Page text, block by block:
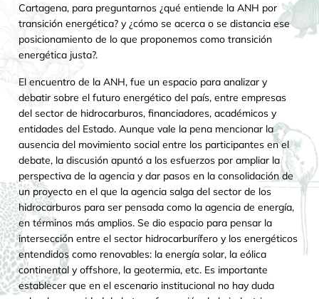
Cartagena, para preguntarnos ¿qué entiende la ANH por
transición energética? y ¿cómo se acerca o se distancia ese
posicionamiento de lo que proponemos como transición
energética justa?.
El encuentro de la ANH, fue un espacio para analizar y
debatir sobre el futuro energético del país, entre empresas
del sector de hidrocarburos, financiadores, académicos y
entidades del Estado. Aunque vale la pena mencionar la
ausencia del movimiento social entre los participantes en el
debate, la discusión apuntó a los esfuerzos por ampliar la
perspectiva de la agencia y dar pasos en la consolidación de
un proyecto en el que la agencia salga del sector de los
hidrocarburos para ser pensada como la agencia de energía,
en términos más amplios. Se dio espacio para pensar la
intersección entre el sector hidrocarburífero y los energéticos
entendidos como renovables: la energía solar, la eólica
continental y offshore, la geotermia, etc. Es importante
establecer que en el escenario institucional no hay duda